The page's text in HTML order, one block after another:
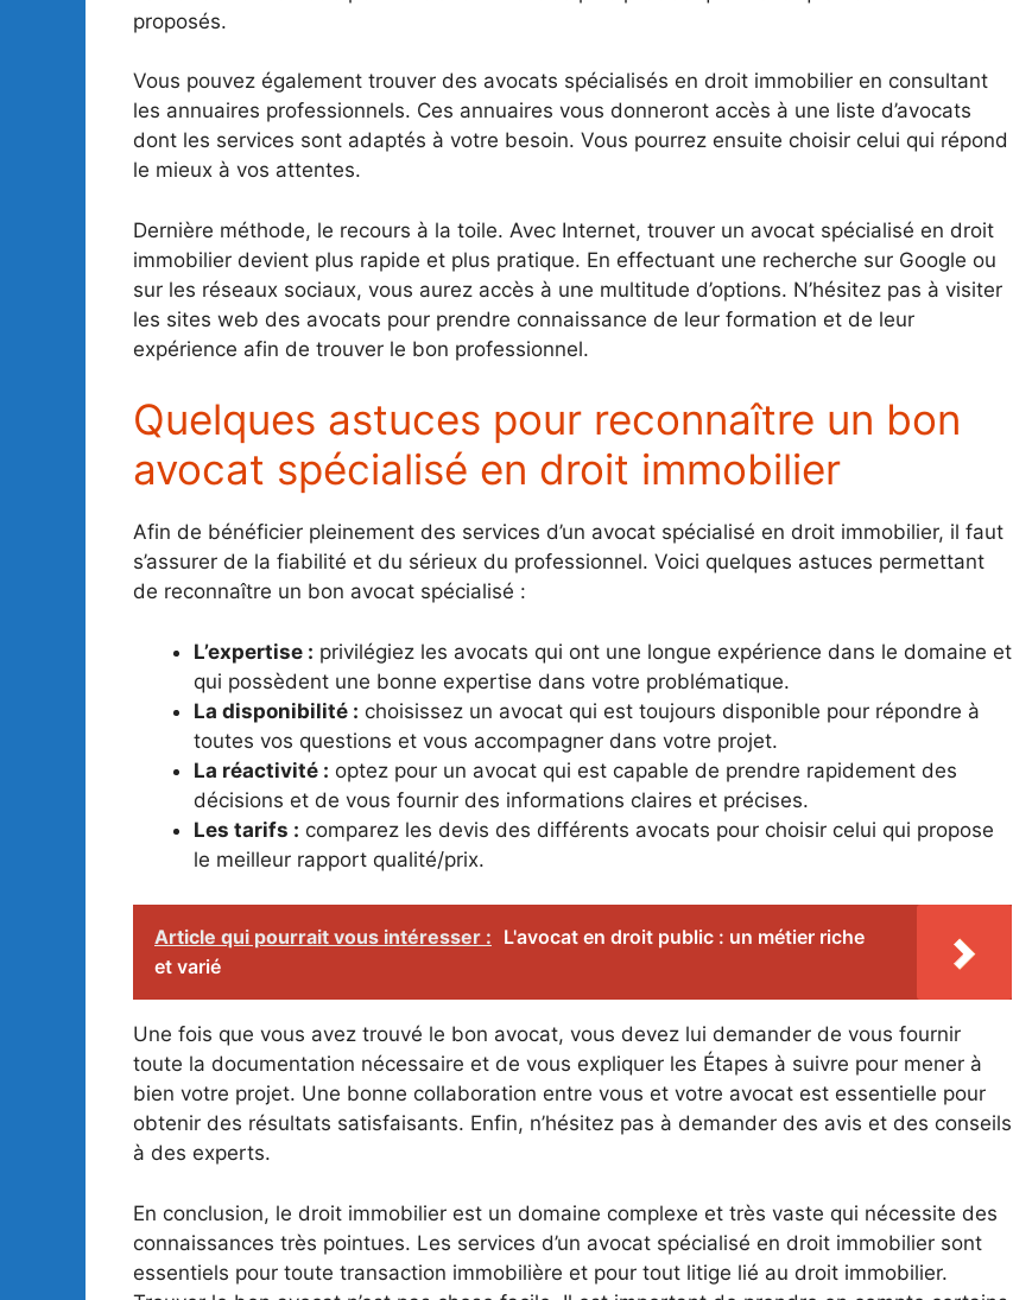
proposés.
Vous pouvez également trouver des avocats spécialisés en droit immobilier en consultant
les annuaires professionnels. Ces annuaires vous donneront accès à une liste d’avocats
dont les services sont adaptés à votre besoin. Vous pourrez ensuite choisir celui qui répond
le mieux à vos attentes.
Dernière méthode, le recours à la toile. Avec Internet, trouver un avocat spécialisé en droit
immobilier devient plus rapide et plus pratique. En effectuant une recherche sur Google ou
sur les réseaux sociaux, vous aurez accès à une multitude d’options. N’hésitez pas à visiter
les sites web des avocats pour prendre connaissance de leur formation et de leur
expérience afin de trouver le bon professionnel.
Quelques astuces pour reconnaître un bon
avocat spécialisé en droit immobilier
Afin de bénéficier pleinement des services d’un avocat spécialisé en droit immobilier, il faut
s’assurer de la fiabilité et du sérieux du professionnel. Voici quelques astuces permettant
de reconnaître un bon avocat spécialisé :
L’expertise : privilégiez les avocats qui ont une longue expérience dans le domaine et
qui possèdent une bonne expertise dans votre problématique.
La disponibilité : choisissez un avocat qui est toujours disponible pour répondre à
toutes vos questions et vous accompagner dans votre projet.
La réactivité : optez pour un avocat qui est capable de prendre rapidement des
décisions et de vous fournir des informations claires et précises.
Les tarifs : comparez les devis des différents avocats pour choisir celui qui propose
le meilleur rapport qualité/prix.
Article qui pourrait vous intéresser : L'avocat en droit public : un métier riche
et varié
Une fois que vous avez trouvé le bon avocat, vous devez lui demander de vous fournir
toute la documentation nécessaire et de vous expliquer les Étapes à suivre pour mener à
bien votre projet. Une bonne collaboration entre vous et votre avocat est essentielle pour
obtenir des résultats satisfaisants. Enfin, n’hésitez pas à demander des avis et des conseils
à des experts.
En conclusion, le droit immobilier est un domaine complexe et très vaste qui nécessite des
connaissances très pointues. Les services d’un avocat spécialisé en droit immobilier sont
essentiels pour toute transaction immobilière et pour tout litige lié au droit immobilier.